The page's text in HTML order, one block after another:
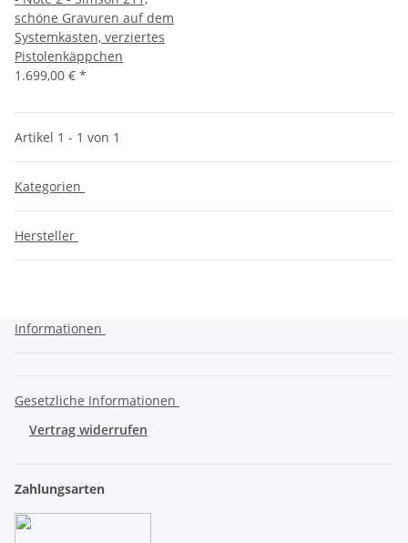
schöne Gravuren auf dem
Systemkasten, verziertes
Pistolenkäppchen
1.699,00 € *
Artikel 1 - 1 von 1
Kategorien
Hersteller
Informationen
Gesetzliche Informationen
Vertrag widerrufen
Zahlungsarten